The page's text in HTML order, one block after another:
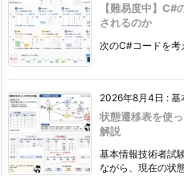
【難易度中】C#
されるのか
次のC#コードを
2026年8月4日 : 基
状態遷移表を使
解説
基本情報技術者試
ながら、現在の状